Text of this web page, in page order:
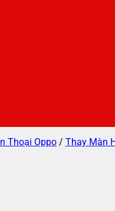
Thoại Oppo / Thay Màn